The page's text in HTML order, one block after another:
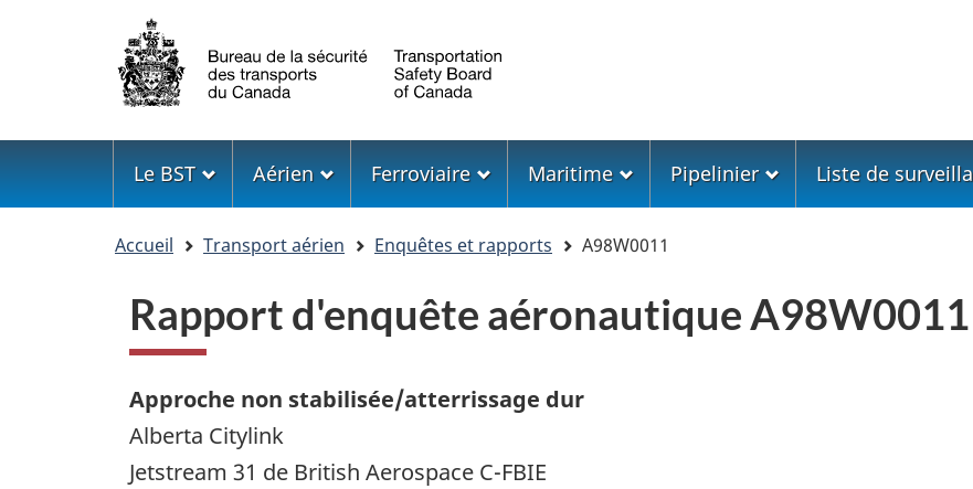
Sélection
de
la
langue
Menu
Le BST Aérien Ferroviaire Maritime Pipelinier Liste de
Accueil Transport aérien Enquêtes et rapports A98W0011
Rapport d'enquête aéronautique A98W0011
Approche non stabilisée/atterrissage dur
Alberta Citylink
Jetstream 31 de British Aerospace C-FBIE